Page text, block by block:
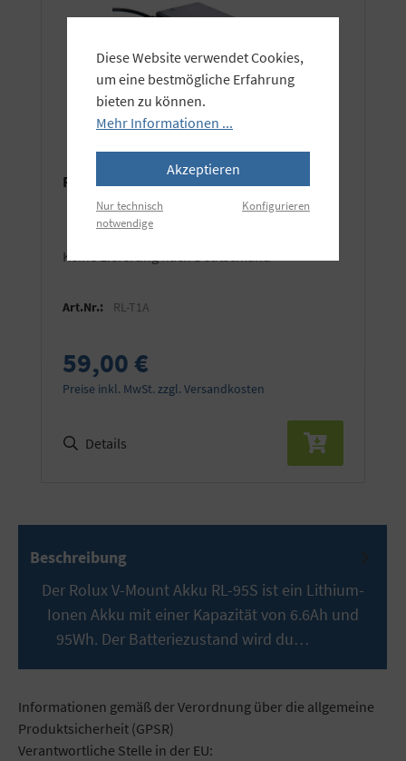
Rolux Akkuladegerät für V-Mount
Art.Nr.: RL-T1A
59,00 €
Preise inkl. MwSt. zzgl. Versandkosten
Details
Beschreibung
Der Rolux V-Mount Akku RL-95S ist ein Lithium-
Ionen Akku mit einer Kapazität von 6.6Ah und
95Wh. Der Batteriezustand wird du…
Informationen gemäß der Verordnung über die allgemeine
Produktsicherheit (GPSR)
Verantwortliche Stelle in der EU:
Diese Website verwendet Cookies,
um eine bestmögliche Erfahrung
bieten zu können.
Mehr Informationen ...
Akzeptieren
Nur technisch
notwendige
Konfigurieren